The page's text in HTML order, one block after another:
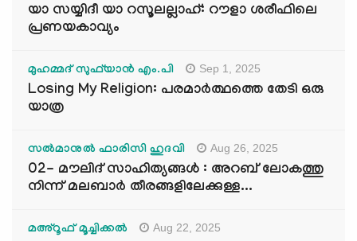
യാ സയ്യിദീ യാ റസൂലല്ലാഹ്: റൗളാ ശരീഫിലെ
പ്രണയകാവ്യം
മുഹമ്മദ് സുഫ്‌യാൻ എം.പി Sep 1, 2025
Losing My Religion: പരമാർത്ഥത്തെ തേടി ഒരു
യാത്ര
സൽമാനുൽ ഫാരിസി ഹുദവി Aug 26, 2025
02- മൗലിദ് സാഹിത്യങ്ങൾ : അറബ് ലോകത്തു
നിന്ന് മലബാർ തീരങ്ങളിലേക്കുള്ള...
മഅ്റൂഫ് മൂച്ചിക്കല്‍ Aug 22, 2025